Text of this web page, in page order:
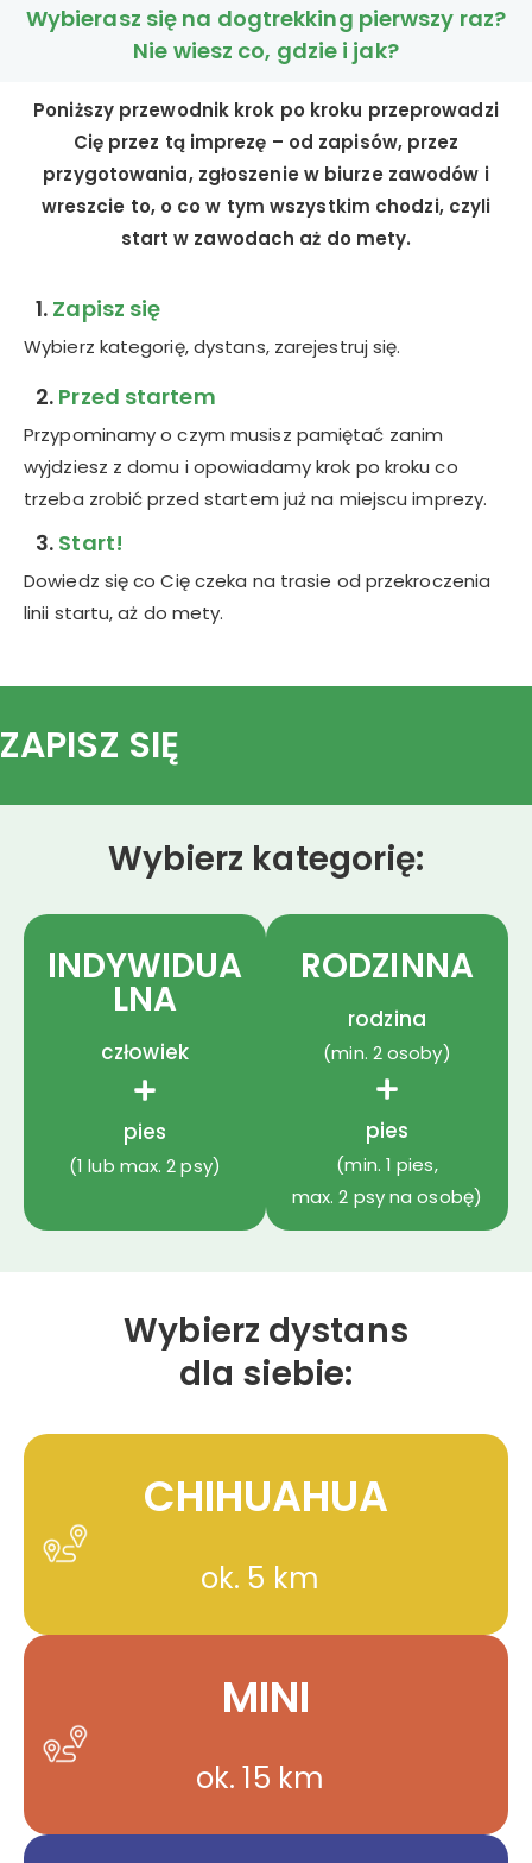
Wybierasz się na dogtrekking pierwszy raz?
Nie wiesz co, gdzie i jak?
Poniższy przewodnik krok po kroku przeprowadzi
Cię przez tą imprezę – od zapisów, przez
przygotowania, zgłoszenie w biurze zawodów i
wreszcie to, o co w tym wszystkim chodzi, czyli
start w zawodach aż do mety.
1. Zapisz się
Wybierz kategorię, dystans, zarejestruj się.
2. Przed startem
Przypominamy o czym musisz pamiętać zanim
wyjdziesz z domu i opowiadamy krok po kroku co
trzeba zrobić przed startem już na miejscu imprezy.
3. Start!
Dowiedz się co Cię czeka na trasie od przekroczenia
linii startu, aż do mety.
ZAPISZ SIĘ
Wybierz kategorię:
INDYWIDUA
LNA
człowiek
pies
(1 lub max. 2 psy)
RODZINNA
rodzina
(min. 2 osoby)
pies
(min. 1 pies,
max. 2 psy na osobę)
Wybierz dystans
dla siebie:
CHIHUAHUA
ok. 5 km
MINI
ok. 15 km